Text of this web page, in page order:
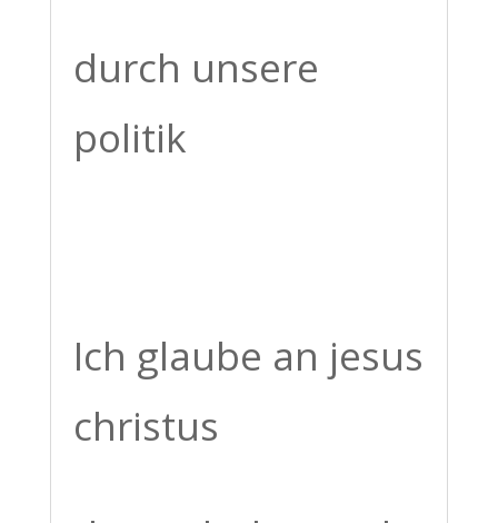
durch unsere
politik
Ich glaube an jesus
christus